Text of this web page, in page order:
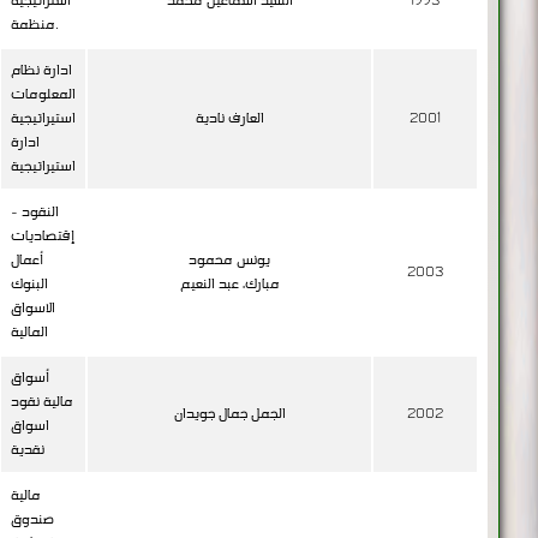
منظمة.
ادارة نظام
المعلومات
استيراتيجية
ادارة
استيراتيجية
العارف نادية 2001
النقود -
إقتصاديات
أعمال
البنوك
الاسواق
المالية
يونس محمود
مبارك، عبد النعيم
2003
أسواق
مالية نقود
اسواق
نقدية
الجمل جمال جويدان 2002
مالية
صندوق